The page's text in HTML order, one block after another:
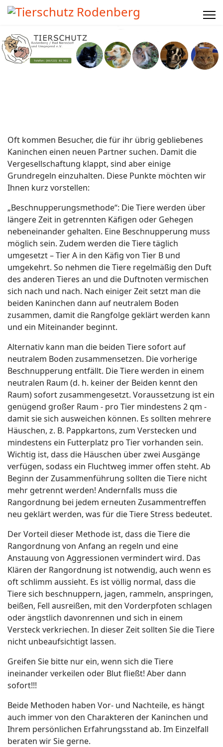
Oft kommen Besucher, die für ihr übrig gebliebenes
Kaninchen einen neuen Partner suchen. Damit die
Vergesellschaftung klappt, sind aber einige
Grundregeln einzuhalten. Diese Punkte möchten wir
Ihnen kurz vorstellen:
„Beschnupperungsmethode“: Die Tiere werden über
längere Zeit in getrennten Käfigen oder Gehegen
nebeneinander gehalten. Eine Beschnupperung muss
möglich sein. Zudem werden die Tiere täglich
umgesetzt – Tier A in den Käfig von Tier B und
umgekehrt. So nehmen die Tiere regelmäßig den Duft
des anderen Tieres an und die Duftnoten vermischen
sich nach und nach. Nach einiger Zeit setzt man die
beiden Kaninchen dann auf neutralem Boden
zusammen, damit die Rangfolge geklärt werden kann
und ein Miteinander beginnt.
Alternativ kann man die beiden Tiere sofort auf
neutralem Boden zusammensetzen. Die vorherige
Beschnupperung entfällt. Die Tiere werden in einem
neutralen Raum (d. h. keiner der Beiden kennt den
Raum) sofort zusammengesetzt. Voraussetzung ist ein
genügend großer Raum - pro Tier mindestens 2 qm -
damit sie sich ausweichen können. Es sollten mehrere
Häuschen, z. B. Pappkartons, zum Verstecken und
mindestens ein Futterplatz pro Tier vorhanden sein.
Wichtig ist, dass die Häuschen über zwei Ausgänge
verfügen, sodass ein Fluchtweg immer offen steht. Ab
Beginn der Zusammenführung sollten die Tiere nicht
mehr getrennt werden! Andernfalls muss die
Rangordnung bei jedem erneuten Zusammentreffen
neu geklärt werden, was für die Tiere Stress bedeutet.
Der Vorteil dieser Methode ist, dass die Tiere die
Rangordnung von Anfang an regeln und eine
Anstauung von Aggressionen vermindert wird. Das
Klären der Rangordnung ist notwendig, auch wenn es
oft schlimm aussieht. Es ist völlig normal, dass die
Tiere sich beschnuppern, jagen, rammeln, anspringen,
beißen, Fell ausreißen, mit den Vorderpfoten schlagen
oder ängstlich davonrennen und sich in einem
Versteck verkriechen. In dieser Zeit sollten Sie die Tiere
nicht unbeaufsichtigt lassen.
Greifen Sie bitte nur ein, wenn sich die Tiere
ineinander verkeilen oder Blut fließt! Aber dann
sofort!!!
Beide Methoden haben Vor- und Nachteile, es hängt
auch immer von den Charakteren der Kaninchen und
Ihrem persönlichen Erfahrungsstand ab. Im Einzelfall
beraten wir Sie gerne.